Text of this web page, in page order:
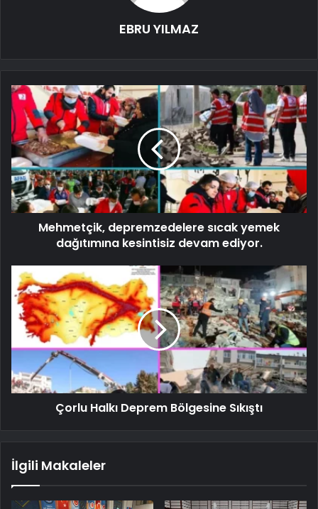
EBRU YILMAZ
Mehmetçik, depremzedelere sıcak yemek
dağıtımına kesintisiz devam ediyor.
Çorlu Halkı Deprem Bölgesine Sıkıştı
İlgili Makaleler